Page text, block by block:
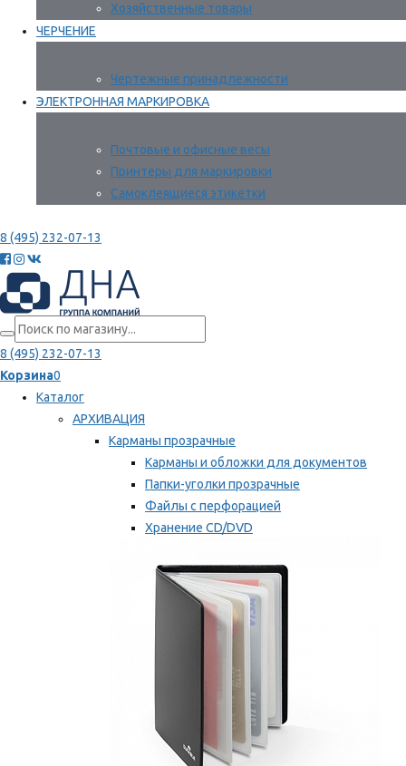
Хозяйственные товары
ЧЕРЧЕНИЕ
Чертежные принадлежности
ЭЛЕКТРОННАЯ МАРКИРОВКА
Почтовые и офисные весы
Принтеры для маркировки
Самоклеящиеся этикетки
8 (495) 232-07-13
8 (495) 232-07-13
Корзина0
Каталог
АРХИВАЦИЯ
Карманы прозрачные
Карманы и обложки для документов
Папки-уголки прозрачные
Файлы с перфорацией
Хранение CD/DVD
Мы рекомендуем